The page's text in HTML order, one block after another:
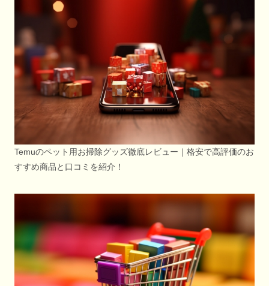
Temuのペット用お掃除グッズ徹底レビュー｜格安で高評価のお
すすめ商品と口コミを紹介！